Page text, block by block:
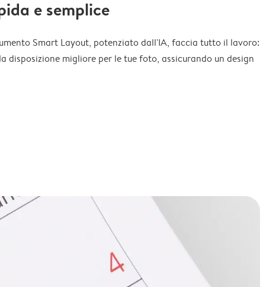
e semplice
Smart Layout, potenziato dall'IA, faccia tutto il lavoro:
disposizione migliore per le tue foto, assicurando un design